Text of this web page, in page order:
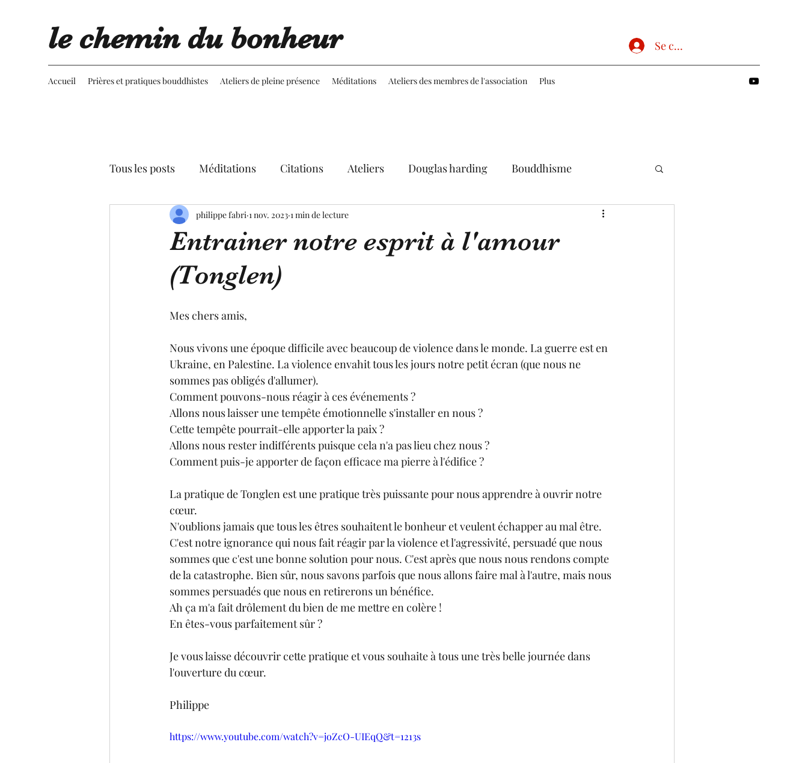
le chemin du bonheur Se connecter
Accueil Prières et pratiques bouddhistes Ateliers de pleine présence Méditations Ateliers des membres de l'association Plus
Tous les posts Méditations Citations Ateliers Douglas harding Bouddhisme
Retournement du regard Expériences
Advaita vedanta Spectacle
Entrainer notre esprit à l'amour
(Tonglen)
philippe fabri 1 nov. 2023 1 min de lecture
Mes chers amis,
Nous vivons une époque difficile avec beaucoup de violence dans le monde. La guerre est en
Ukraine, en Palestine. La violence envahit tous les jours notre petit écran (que nous ne
sommes pas obligés d'allumer).
Comment pouvons-nous réagir à ces événements ?
Allons nous laisser une tempête émotionnelle s'installer en nous ?
Cette tempête pourrait-elle apporter la paix ?
Allons nous rester indifférents puisque cela n'a pas lieu chez nous ?
Comment puis-je apporter de façon efficace ma pierre à l'édifice ?
La pratique de Tonglen est une pratique très puissante pour nous apprendre à ouvrir notre
cœur.
N'oublions jamais que tous les êtres souhaitent le bonheur et veulent échapper au mal être.
C'est notre ignorance qui nous fait réagir par la violence et l'agressivité, persuadé que nous
sommes que c'est une bonne solution pour nous. C'est après que nous nous rendons compte
de la catastrophe. Bien sûr, nous savons parfois que nous allons faire mal à l'autre, mais nous
sommes persuadés que nous en retirerons un bénéfice.
Ah ça m'a fait drôlement du bien de me mettre en colère !
En êtes-vous parfaitement sûr ?
Je vous laisse découvrir cette pratique et vous souhaite à tous une très belle journée dans
l'ouverture du cœur.
Philippe
https://www.youtube.com/watch?v=joZcO-UIEqQ&t=1213s